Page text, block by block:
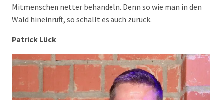
Mitmenschen netter behandeln. Denn so wie man in den
Wald hineinruft, so schallt es auch zurück.
Patrick Lück